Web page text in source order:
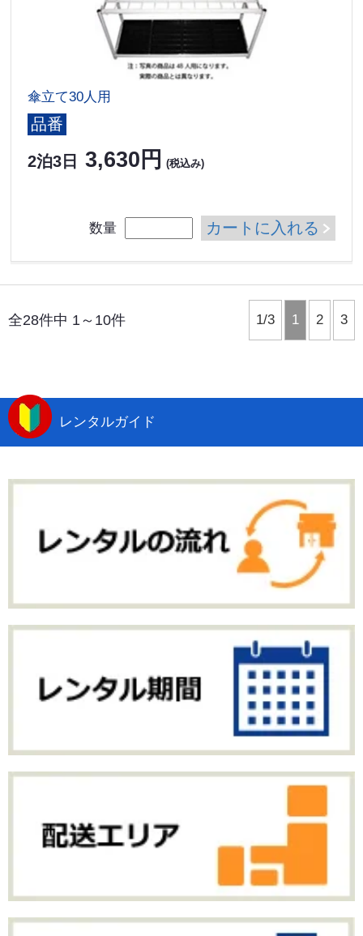
傘立て30人用
品番
2泊3日 3,630円 (税込み)
数量 カートに入れる
全28件中 1～10件 1/3 1 2 3
レンタルガイド